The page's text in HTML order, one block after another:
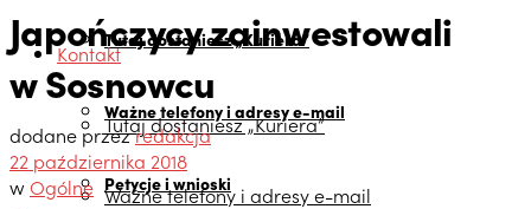
Tutaj dostaniesz „Kuriera”
Ważne telefony i adresy e-mail
Petycje i wnioski
Kontakt
Tutaj dostaniesz „Kuriera”
Ważne telefony i adresy e-mail
Japończycy zainwestowali
w Sosnowcu
dodane przezredakcja
22 października 2018
wOgólne